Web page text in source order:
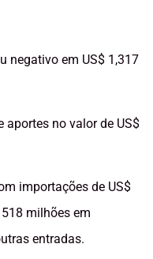
negativo em US$ 1,317
aportes no valor de US$
importações de US$
milhões em
entradas.